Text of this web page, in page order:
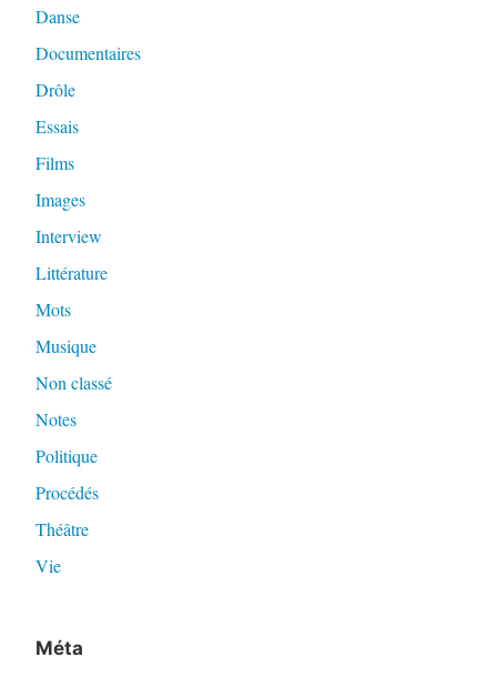
Danse
Documentaires
Drôle
Essais
Films
Images
Interview
Littérature
Mots
Musique
Non classé
Notes
Politique
Procédés
Théâtre
Vie
Méta